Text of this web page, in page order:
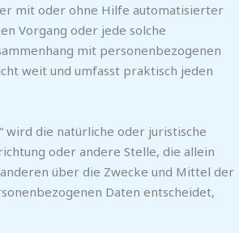
mit oder ohne Hilfe automatisierter
Vorgang oder jede solche
mit personenbezogenen
weit und umfasst praktisch jeden
wird die natürliche oder juristische
oder andere Stelle, die allein
über die Zwecke und Mittel der
Daten entscheidet,